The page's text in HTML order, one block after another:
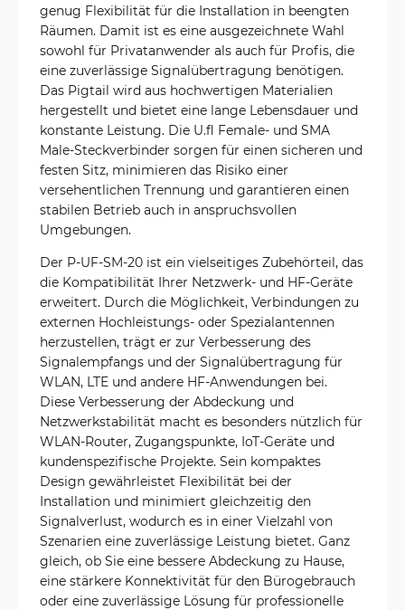
genug Flexibilität für die Installation in beengten
Räumen. Damit ist es eine ausgezeichnete Wahl
sowohl für Privatanwender als auch für Profis, die
eine zuverlässige Signalübertragung benötigen.
Das Pigtail wird aus hochwertigen Materialien
hergestellt und bietet eine lange Lebensdauer und
konstante Leistung. Die U.fl Female- und SMA
Male-Steckverbinder sorgen für einen sicheren und
festen Sitz, minimieren das Risiko einer
versehentlichen Trennung und garantieren einen
stabilen Betrieb auch in anspruchsvollen
Umgebungen.
Der P-UF-SM-20 ist ein vielseitiges Zubehörteil, das
die Kompatibilität Ihrer Netzwerk- und HF-Geräte
erweitert. Durch die Möglichkeit, Verbindungen zu
externen Hochleistungs- oder Spezialantennen
herzustellen, trägt er zur Verbesserung des
Signalempfangs und der Signalübertragung für
WLAN, LTE und andere HF-Anwendungen bei.
Diese Verbesserung der Abdeckung und
Netzwerkstabilität macht es besonders nützlich für
WLAN-Router, Zugangspunkte, IoT-Geräte und
kundenspezifische Projekte. Sein kompaktes
Design gewährleistet Flexibilität bei der
Installation und minimiert gleichzeitig den
Signalverlust, wodurch es in einer Vielzahl von
Szenarien eine zuverlässige Leistung bietet. Ganz
gleich, ob Sie eine bessere Abdeckung zu Hause,
eine stärkere Konnektivität für den Bürogebrauch
oder eine zuverlässige Lösung für professionelle